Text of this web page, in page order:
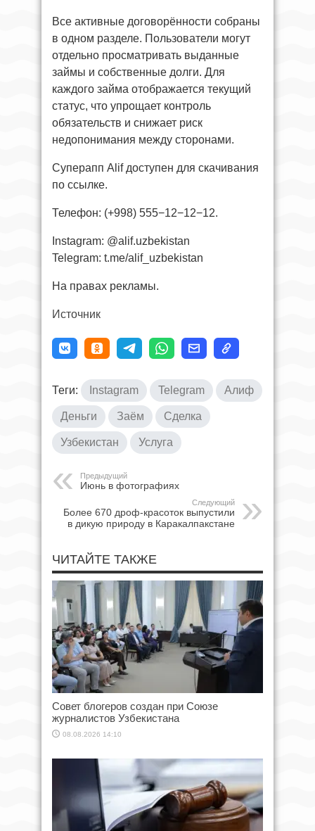
Все активные договорённости собраны
в одном разделе. Пользователи могут
отдельно просматривать выданные
займы и собственные долги. Для
каждого займа отображается текущий
статус, что упрощает контроль
обязательств и снижает риск
недопонимания между сторонами.
Суперапп Alif доступен для скачивания
по ссылке.
Телефон: (+998) 555−12−12−12.
Instagram: @alif.uzbekistan
Telegram: t.me/alif_uzbekistan
На правах рекламы.
Источник
Теги: Instagram Telegram Алиф
Деньги Заём Сделка
Узбекистан Услуга
Предыдущий
Июнь в фотографиях
Следующий
Более 670 дроф-красоток выпустили
в дикую природу в Каракалпакстане
ЧИТАЙТЕ ТАКЖЕ
Совет блогеров создан при Союзе
журналистов Узбекистана
08.08.2026 14:10